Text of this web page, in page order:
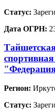
Статус:
Дата ОГРН:
Регион:
Статус: